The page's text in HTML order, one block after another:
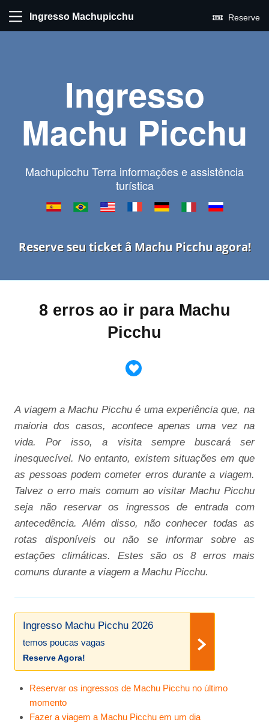
Ingresso Machupicchu Reserve
Ingresso
Machu Picchu
Machupicchu Terra informações e assistência
turística
Reserve seu ticket â Machu Picchu agora!
8 erros ao ir para Machu
Picchu
A viagem a Machu Picchu é uma experiência que, na
maioria dos casos, acontece apenas uma vez na
vida. Por isso, a visita sempre buscará ser
inesquecível. No entanto, existem situações em que
as pessoas podem cometer erros durante a viagem.
Talvez o erro mais comum ao visitar Machu Picchu
seja não reservar os ingressos de entrada com
antecedência. Além disso, não conhecer todas as
rotas disponíveis ou não se informar sobre as
estações climáticas. Estes são os 8 erros mais
comuns durante a viagem a Machu Picchu.
Ingresso Machu Picchu 2026
temos poucas vagas
Reserve Agora!
Reservar os ingressos de Machu Picchu no último
momento
Fazer a viagem a Machu Picchu em um dia